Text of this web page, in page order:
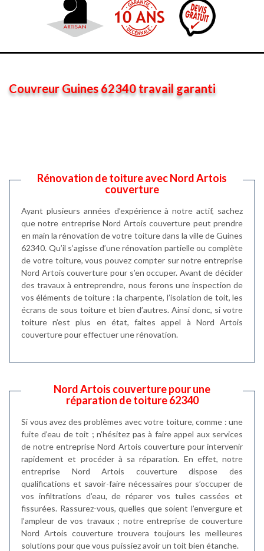
Couvreur Guines 62340 travail garanti
Rénovation de toiture avec Nord Artois
couverture
Ayant plusieurs années d’expérience à notre actif, sachez
que notre entreprise Nord Artois couverture peut prendre
en main la rénovation de votre toiture dans la ville de Guines
62340. Qu’il s’agisse d’une rénovation partielle ou complète
de votre toiture, vous pouvez compter sur notre entreprise
Nord Artois couverture pour s’en occuper. Avant de décider
des travaux à entreprendre, nous ferons une inspection de
vos éléments de toiture : la charpente, l’isolation de toit, les
écrans de sous toiture et bien d’autres. Ainsi donc, si votre
toiture n’est plus en état, faites appel à Nord Artois
couverture pour effectuer une rénovation.
Nord Artois couverture pour une
réparation de toiture 62340
Si vous avez des problèmes avec votre toiture, comme : une
fuite d’eau de toit ; n’hésitez pas à faire appel aux services
de notre entreprise Nord Artois couverture pour intervenir
rapidement et procéder à sa réparation. En effet, notre
entreprise Nord Artois couverture dispose des
qualifications et savoir-faire nécessaires pour s’occuper de
vos infiltrations d’eau, de réparer vos tuiles cassées et
fissurées. Rassurez-vous, quelles que soient l’envergure et
l’ampleur de vos travaux ; notre entreprise de couverture
Nord Artois couverture trouvera toujours les meilleures
solutions pour que vous puissiez avoir un toit bien étanche.